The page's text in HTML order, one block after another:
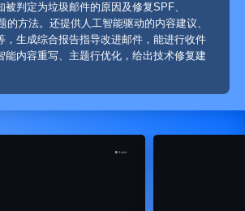
判定为垃圾邮件的原因及修复SPF、
的方法。还提供人工智能驱动的内容建议、
，生成综合报告指导改进邮件，能进行收件
能内容重写、主题行优化，给出技术修复建